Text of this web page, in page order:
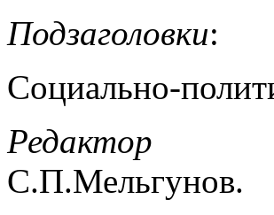
Подзаголовки:
Социально-
Редактор
С.П.Мельгунов.